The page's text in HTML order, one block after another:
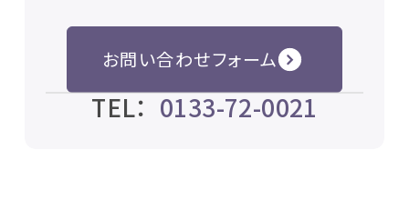
お問い合わせフォーム
TEL： 0133-72-0021